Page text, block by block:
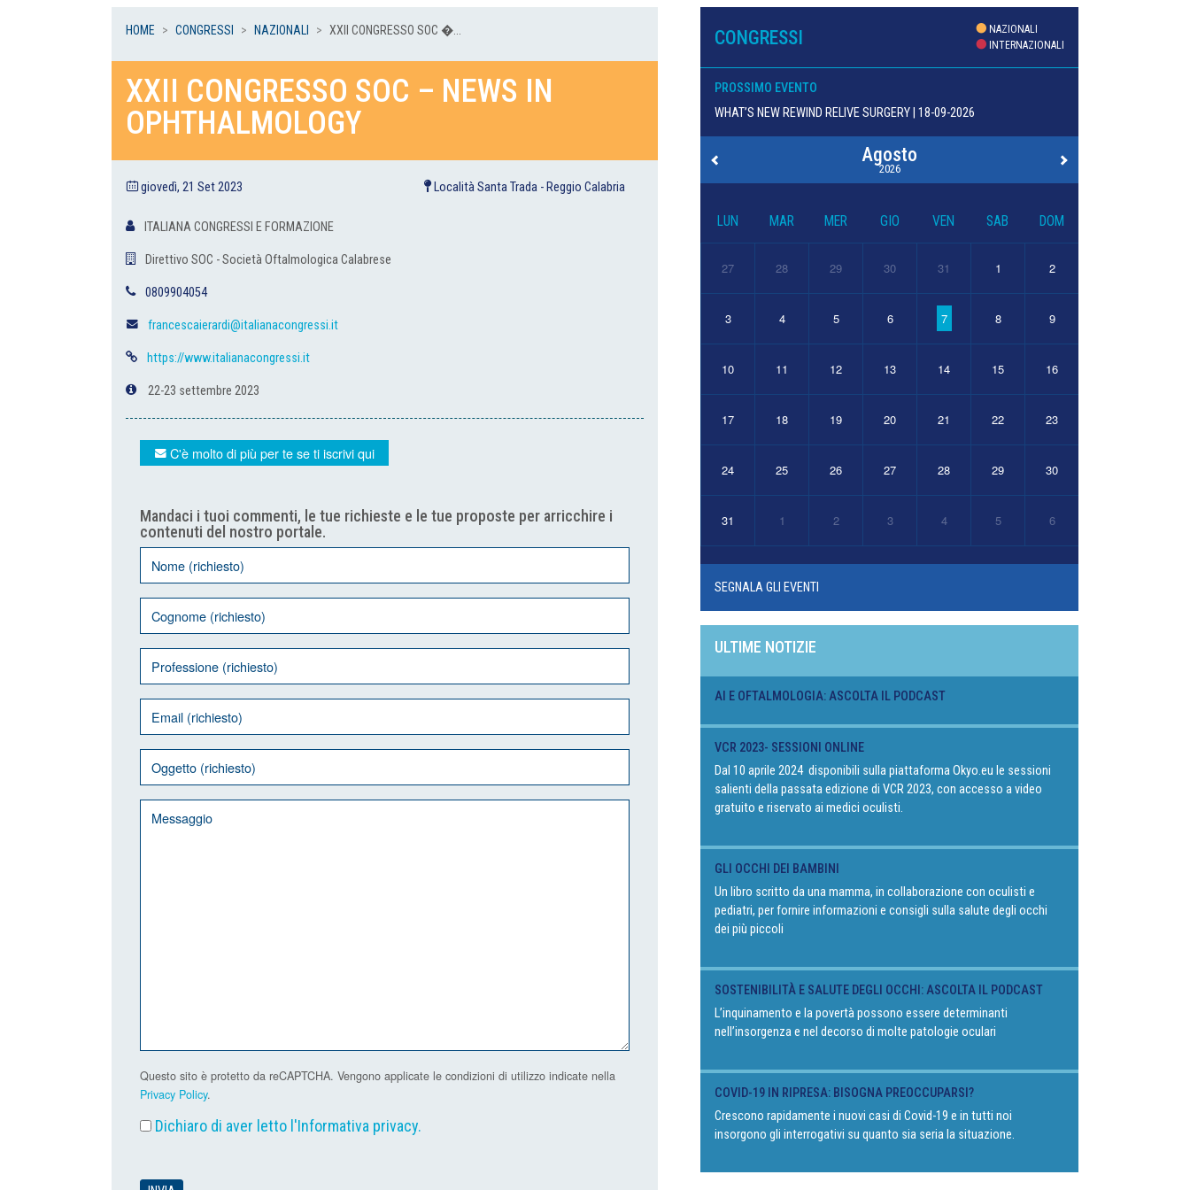
HOME CONGRESSI NAZIONALI XXII CONGRESSO SOC �...
XXII CONGRESSO SOC – NEWS IN
OPHTHALMOLOGY
giovedì, 21 Set 2023 Località Santa Trada - Reggio Calabria
ITALIANA CONGRESSI E FORMAZIONE
Direttivo SOC - Società Oftalmologica Calabrese
0809904054
francescaierardi@italianacongressi.it
https://www.italianacongressi.it
22-23 settembre 2023
C'è molto di più per te se ti iscrivi qui
Mandaci i tuoi commenti, le tue richieste e le tue proposte per arricchire i
contenuti del nostro portale.
Questo sito è protetto da reCAPTCHA. Vengono applicate le condizioni di utilizzo indicate nella
Privacy Policy.
Dichiaro di aver letto l'Informativa privacy.
CONGRESSI
NAZIONALI
INTERNAZIONALI
PROSSIMO EVENTO
WHAT’S NEW REWIND RELIVE SURGERY | 18-09-2026
Agosto
2026
LUN MAR MER GIO VEN SAB DOM
27 28 29 30 31 1 2
3 4 5 6 7 8 9
10 11 12 13 14 15 16
17 18 19 20 21 22 23
24 25 26 27 28 29 30
31 1 2 3 4 5 6
SEGNALA GLI EVENTI
ULTIME NOTIZIE
AI E OFTALMOLOGIA: ASCOLTA IL PODCAST
VCR 2023- SESSIONI ONLINE
Dal 10 aprile 2024 disponibili sulla piattaforma Okyo.eu le sessioni
salienti della passata edizione di VCR 2023, con accesso a video
gratuito e riservato ai medici oculisti.
GLI OCCHI DEI BAMBINI
Un libro scritto da una mamma, in collaborazione con oculisti e
pediatri, per fornire informazioni e consigli sulla salute degli occhi
dei più piccoli
SOSTENIBILITÀ E SALUTE DEGLI OCCHI: ASCOLTA IL PODCAST
L’inquinamento e la povertà possono essere determinanti
nell’insorgenza e nel decorso di molte patologie oculari
COVID-19 IN RIPRESA: BISOGNA PREOCCUPARSI?
Crescono rapidamente i nuovi casi di Covid-19 e in tutti noi
insorgono gli interrogativi su quanto sia seria la situazione.